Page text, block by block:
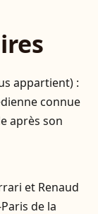
appartient) :
connue
après son
et Renaud
de la